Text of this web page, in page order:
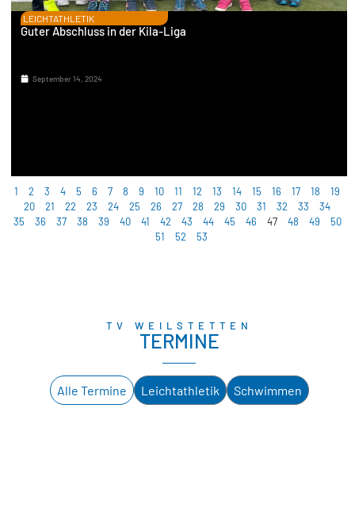
LEICHTATHLETIK
Guter Abschluss in der Kila-Liga
September 14, 2024
1 2 3 4 5 6 7 8 9 10 11 12 13 14 15 16 17 18
19
20
21 22 23 24 25 26 27 28 29 30 31 32 33
34
35
36 37 38 39 40 41 42 43 44 45 46 47 48 49
50
51
52 53
TV WEILSTETTEN
TERMINE
Leichtathletik Schwimmen
Alle Termine